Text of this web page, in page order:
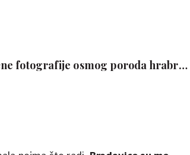
fotografije osmog poroda hrabre